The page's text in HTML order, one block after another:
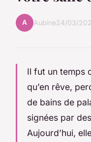
A Aubine24/03/
Il fut un temps
qu’en rêve,
de bains de
signées par
Aujourd’hui,